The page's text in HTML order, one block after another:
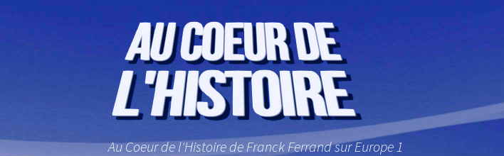
Au Coeur de l'Histoire de Franck Ferrand sur Europe 1